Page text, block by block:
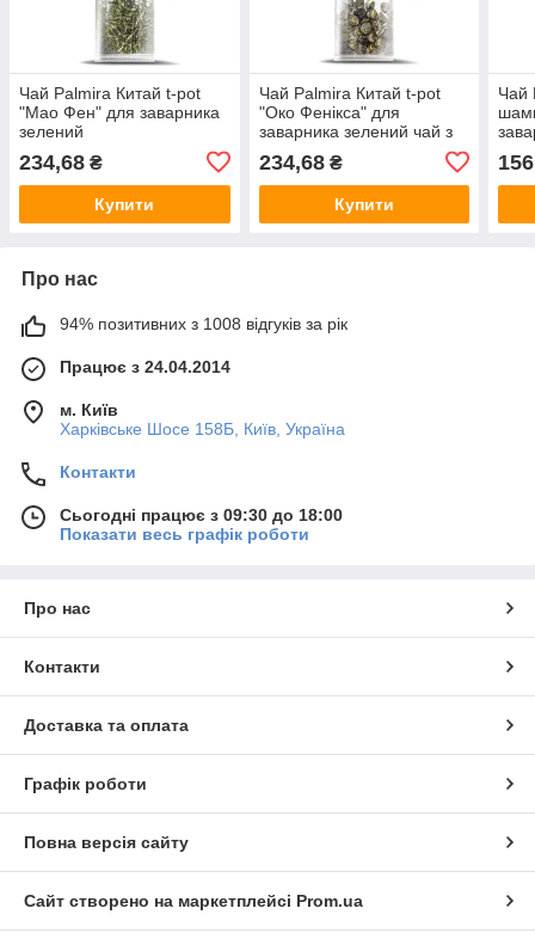
Чай Palmira Китай t-pot
"Мао Фен" для заварника
зелений
234,68 ₴
Купити
Чай Palmira Китай t-pot
"Око Фенікса" для
заварника зелений чай з
234,68₴
Купити
Чай
Про нас
94% позитивних з 1008 відгуків за рік
Працює з 24.04.2014
м. Київ
Харківське Шосе 158Б, Київ, Україна
Контакти
Сьогодні працює з 09:30 до 18:00
Показати весь графік роботи
Про нас
Контакти
Доставка та оплата
Графік роботи
Повна версія сайту
Сайт створено на маркетплейсі Prom.ua